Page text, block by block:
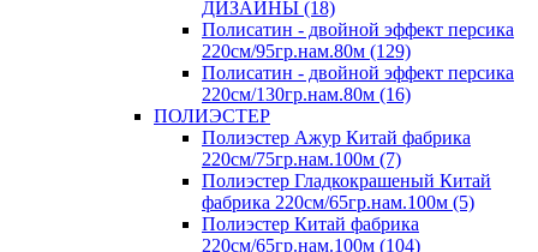
ДИЗАЙНЫ (18)
Полисатин - двойной эффект персика
220см/95гр.нам.80м (129)
Полисатин - двойной эффект персика
220см/130гр.нам.80м (16)
ПОЛИЭСТЕР
Полиэстер Ажур Китай фабрика
220см/75гр.нам.100м (7)
Полиэстер Гладкокрашеный Китай
фабрика 220см/65гр.нам.100м (5)
Полиэстер Китай фабрика
220см/65гр.нам.100м (104)